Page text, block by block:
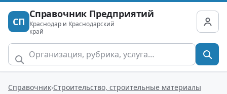
СП
Справочник Предприятий
Краснодар и Краснодарский
край
Справочник Строительство, строительные материалы